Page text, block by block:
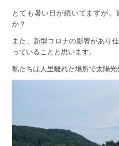
とても暑い日が続いてますが
か？
また、新型コロナの影響があり
っていることと思います。
私たちは人里離れた場所で太陽光